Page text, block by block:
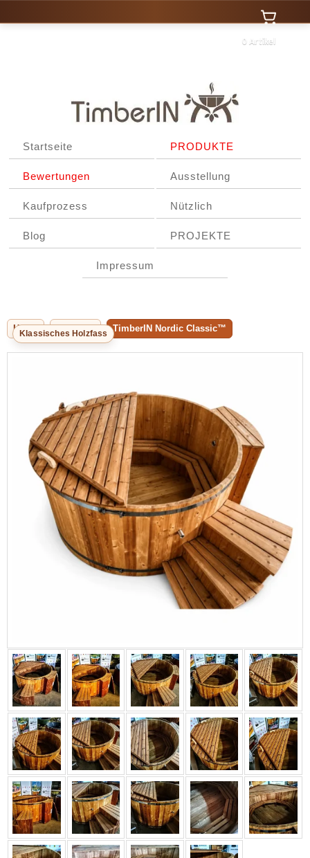
0 Artikel
Startseite PRODUKTE
Bewertungen Ausstellung
Kaufprozess Nützlich
Blog PROJEKTE
Impressum
Home Badefass TimberIN Nordic Classic™
Klassisches Holzfass